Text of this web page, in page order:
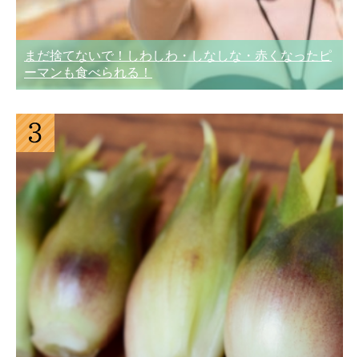
まだ捨てないで！しわしわ・しなしな・赤くなったピ
ーマンも食べられる！